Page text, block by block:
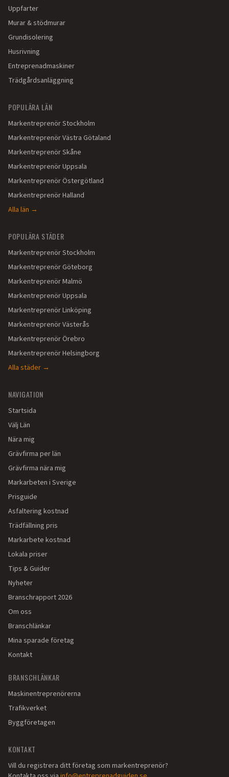
Uppfarter
Murar & stödmurar
Grundisolering
Husrivning
Entreprenadmaskiner
Trädgårdsanläggning
POPULÄRA LÄN
MarkentreprenörStockholm
MarkentreprenörVästra Götaland
MarkentreprenörSkåne
MarkentreprenörUppsala
MarkentreprenörÖstergötland
MarkentreprenörHalland
Alla län →
POPULÄRA STÄDER
MarkentreprenörStockholm
MarkentreprenörGöteborg
MarkentreprenörMalmö
MarkentreprenörUppsala
MarkentreprenörLinköping
MarkentreprenörVästerås
MarkentreprenörÖrebro
MarkentreprenörHelsingborg
Alla städer →
NAVIGATION
Startsida
Välj Län
Nära mig
Grävfirma per län
Grävfirma nära mig
Markarbeten i Sverige
Prisguide
Asfaltering kostnad
Trädfällning pris
Markarbete kostnad
Lokala priser
Tips & Guider
Nyheter
Branschrapport 2026
Om oss
Branschlänkar
Mina sparade företag
Kontakt
BRANSCHLÄNKAR
Maskinentreprenörerna
Trafikverket
Byggföretagen
KONTAKT
Vill du registrera ditt företag som markentreprenör?